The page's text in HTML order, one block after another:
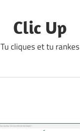
Clic Up
Tu cliques et tu rankes